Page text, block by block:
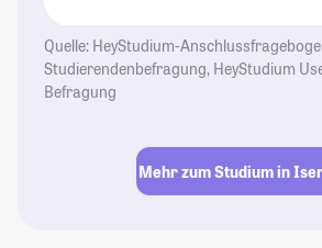
Quelle: HeyStudium-
Studierendenbefragung, HeyStudium
Befragung
Mehr zum Studium in